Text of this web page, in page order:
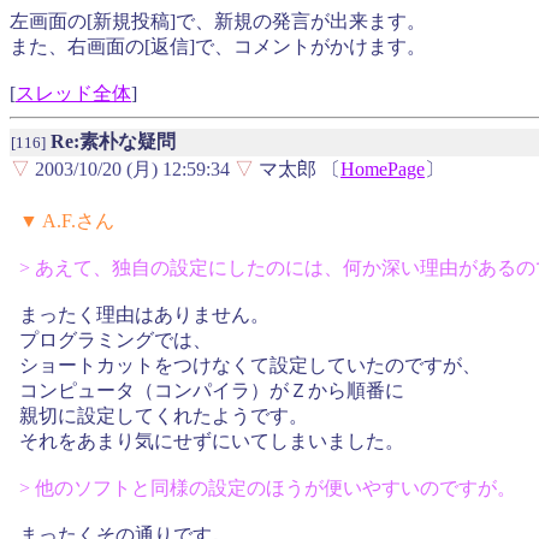
左画面の[新規投稿]で、新規の発言が出来ます。
また、右画面の[返信]で、コメントがかけます。
[スレッド全体]
[116] Re:素朴な疑問
▽ 2003/10/20 (月) 12:59:34 ▽ マ太郎 〔HomePage〕
▼ A.F.さん
> あえて、独自の設定にしたのには、何か深い理由があるの
まったく理由はありません。
プログラミングでは、
ショートカットをつけなくて設定していたのですが、
コンピュータ（コンパイラ）がＺから順番に
親切に設定してくれたようです。
それをあまり気にせずにいてしまいました。
> 他のソフトと同様の設定のほうが便いやすいのですが。
まったくその通りです。